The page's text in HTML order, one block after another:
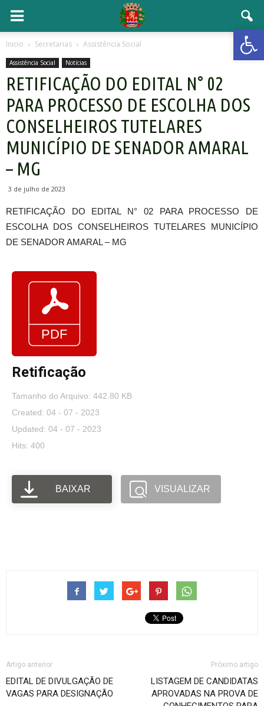
Inicio Secretarias Assistência Social
Assistência Social Notícias
RETIFICAÇÃO DO EDITAL N° 02
PARA PROCESSO DE ESCOLHA DOS
CONSELHEIROS TUTELARES
MUNICÍPIO DE SENADOR AMARAL
– MG
3 de julho de 2023
RETIFICAÇÃO DO EDITAL N° 02 PARA PROCESSO DE
ESCOLHA DOS CONSELHEIROS TUTELARES MUNICÍPIO
DE SENADOR AMARAL – MG
Retificação
Tamanho do Arquivo: 442.80 KB
Created: 04 - 07 - 2023
Updated: 04 - 07 - 2023
Hits: 400
BAIXAR VISUALIZAR
Artigo anterior
EDITAL DE DIVULGAÇÃO DE
VAGAS PARA DESIGNAÇÃO
Próximo artigo
LISTAGEM DE CANDIDATAS
APROVADAS NA PROVA DE